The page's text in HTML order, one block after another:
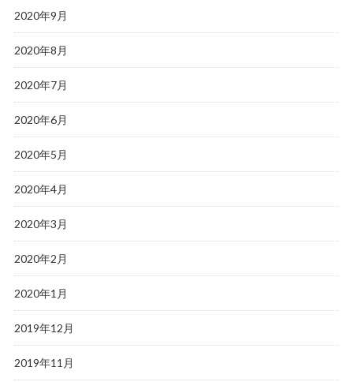
2020年9月
2020年8月
2020年7月
2020年6月
2020年5月
2020年4月
2020年3月
2020年2月
2020年1月
2019年12月
2019年11月